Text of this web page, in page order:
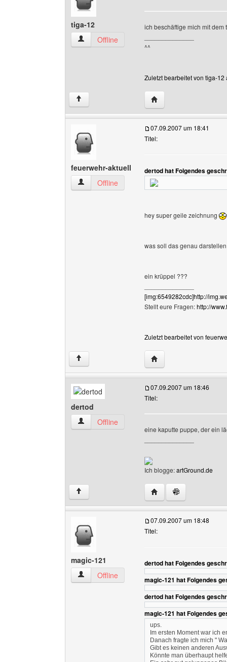
tiga-12
tiga-12 Benutzer-Profile anzeigen
Offline
ich beschäftige mich mit
^^
Zuletzt bearbeitet von tiga-
↑ Website dieses
feuerwehr-aktuell
feuerwehr-aktuell Benutzer-Profile anzeigen
Offline
07.09.2007 um 18:41
Titel:
dertod hat Folgendes
hey super geile zeichnung
was soll das genau
ein krüppel ???
[img:6549282cdc]http://
Stellt eure Fragen:http://
Zuletzt bearbeitet von
↑ Website dieses
dertod
dertod Benutzer-Profile anzeigen
Offline
07.09.2007 um 18:46
Titel:
eine kaputte puppe, der ein
Ich blogge:artGround.de
↑ Website dieses
magic-121
magic-121 Benutzer-Profile anzeigen
Offline
07.09.2007 um 18:48
Titel:
dertod hat Folgendes
magic-121 hat Folgendes
dertod hat Folgendes
magic-121 hat Folgendes
ups.
Im ersten Moment war ich
Danach fragte ich mich "
Gibt es keinen anderen
Könnte man überhaupt